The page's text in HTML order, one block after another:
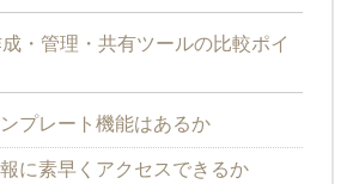
・管理・共有ツールの比較ポイ
プレート機能はあるか
に素早くアクセスできるか